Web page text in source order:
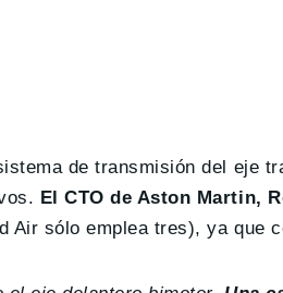
de transmisión del eje
El CTO de Aston Martin,
Air sólo emplea tres), ya que